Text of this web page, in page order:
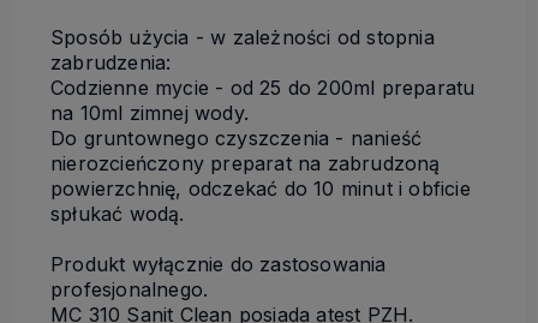
Sposób użycia - w zależności od stopnia
zabrudzenia:
Codzienne mycie - od 25 do 200ml preparatu
na 10ml zimnej wody.
Do gruntownego czyszczenia - nanieść
nierozcieńczony preparat na zabrudzoną
powierzchnię, odczekać do 10 minut i obficie
spłukać wodą.
Produkt wyłącznie do zastosowania
profesjonalnego.
MC 310 Sanit Clean posiada atest PZH.